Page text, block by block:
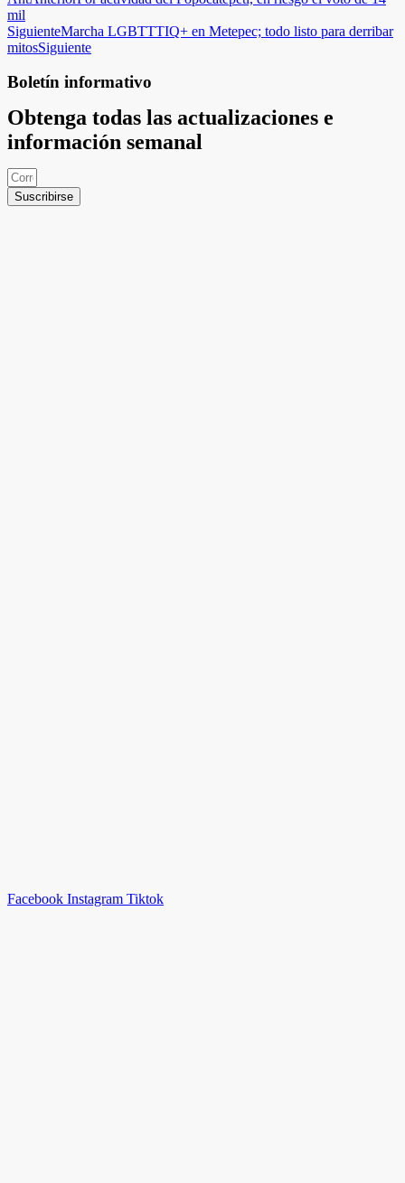
mil
SiguienteMarcha LGBTTTIQ+ en Metepec; todo listo para derribar
mitosSiguiente
Boletín informativo
Obtenga todas las actualizaciones e
información semanal
Suscribirse
Facebook Instagram Tiktok